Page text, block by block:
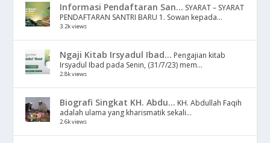
Informasi Pendaftaran San... SYARAT – SYARAT
PENDAFTARAN SANTRI BARU 1. Sowan kepada...
3.2k views
Ngaji Kitab Irsyadul Ibad... Pengajian kitab
Irsyadul Ibad pada Senin, (31/7/23) mem...
2.8k views
Biografi Singkat KH. Abdu... KH. Abdullah Faqih
adalah ulama yang kharismatik sekali...
2.6k views